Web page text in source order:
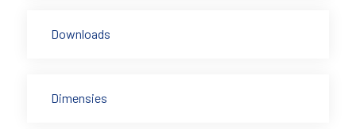
Downloads
Dimensies